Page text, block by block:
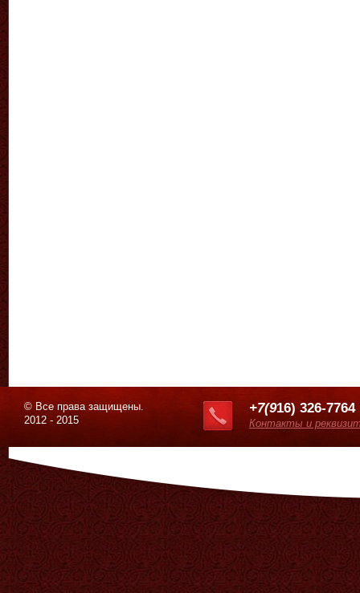
© Все права защищены.
2012 - 2015
+7(916) 326-7764
Контакты и